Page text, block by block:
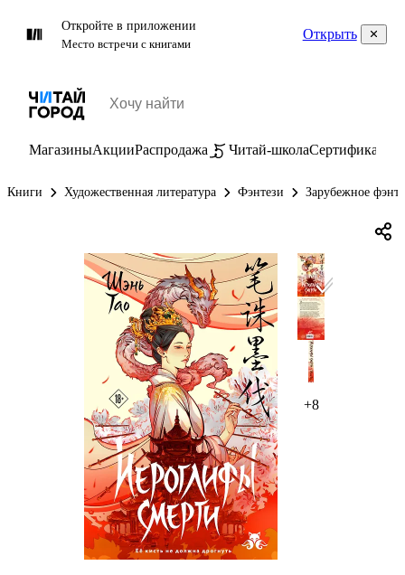
Откройте в приложении
Место встречи с книгами
Открыть
МагазиныАкцииРаспродажа Читай-школаСертификаты
Книги Художественная литература Фэнтези Зарубежное
+8